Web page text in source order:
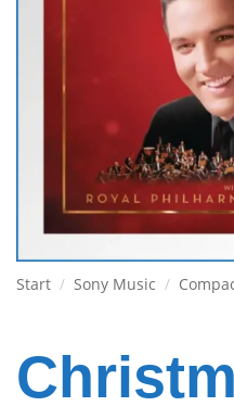
Start / Sony Music /